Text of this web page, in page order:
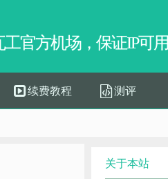
工官方机场，保证IP可用
续费教程 测评
关于本站